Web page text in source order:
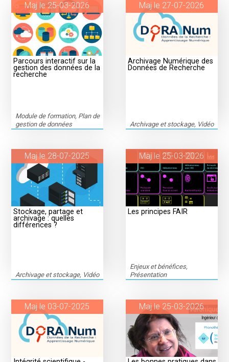
Maj le 25-03-2026
Parcours interactif sur la
gestion des données de la
recherche
Module de formation, Plan de
gestion de données
Maj le 27-07-2026
Archivage Numérique des
Données de Recherche
Archivage et stockage, Vidéo
Maj le 28-07-2025
Stockage, partage et
archivage : quelles
différences ?
Archivage et stockage, Vidéo
Maj le 25-03-2026
Les principes FAIR
Enjeux et bénéfices,
Présentation
Maj le 03-07-2025 Maj le 25-03-2026